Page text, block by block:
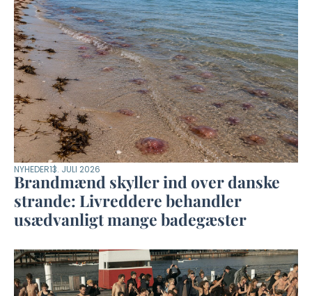
NYHEDER13. JULI 2026
Brandmænd skyller ind over danske
strande: Livreddere behandler
usædvanligt mange badegæster